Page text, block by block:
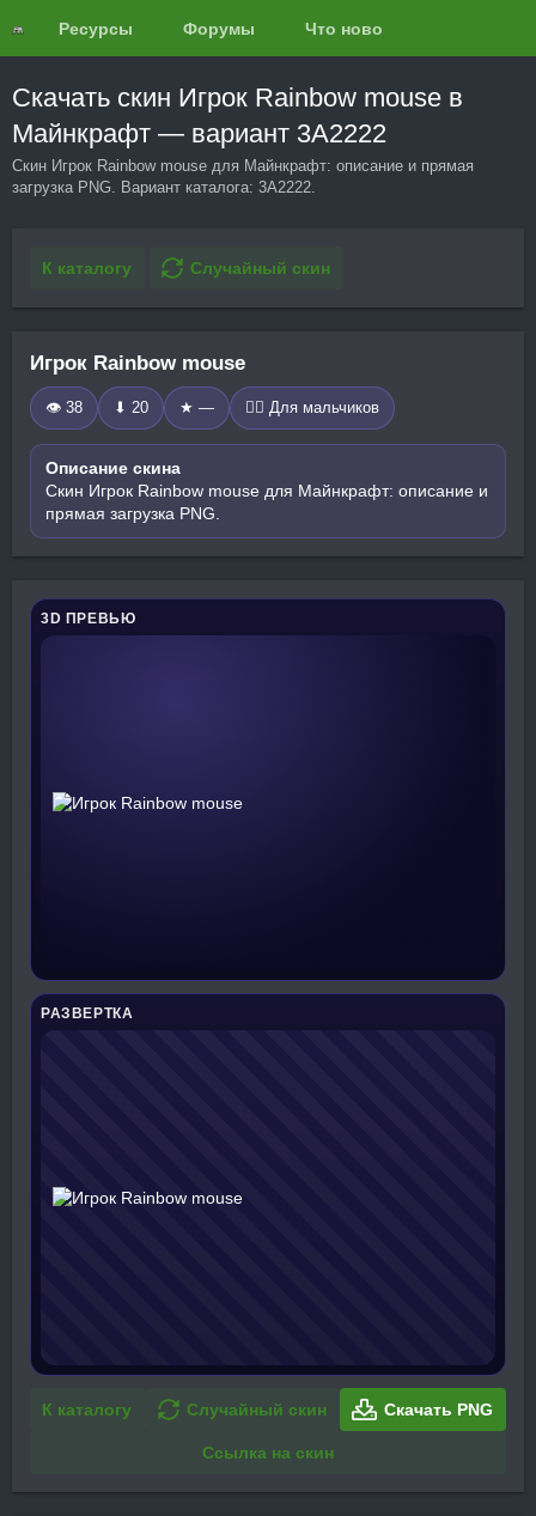
Ресурсы Форумы Что нового?
Скачать скин Игрок Rainbow mouse в
Майнкрафт — вариант 3A2222
Скин Игрок Rainbow mouse для Майнкрафт: описание и прямая
загрузка PNG. Вариант каталога: 3A2222.
К каталогу Случайный скин
Игрок Rainbow mouse
👁 38 ⬇ 20 ★ — 🧍‍♂️ Для мальчиков
Описание скина
Скин Игрок Rainbow mouse для Майнкрафт: описание и
прямая загрузка PNG.
3D ПРЕВЬЮ
РАЗВЕРТКА
К каталогу Случайный скин Скачать PNG
Ссылка на скин